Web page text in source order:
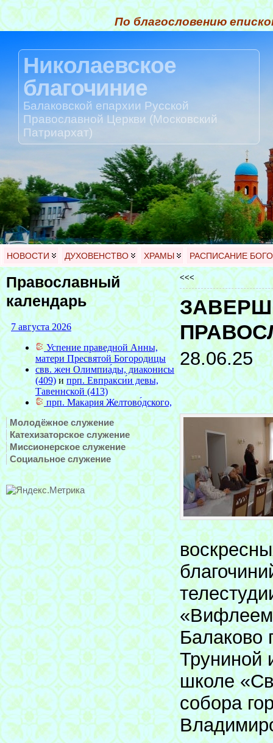
По благословению
Николаевское
благочиние
Балаковской епархии Русской
Православной Церкви (Московский
Патриархат)
НОВОСТИ ДУХОВЕНСТВО ХРАМЫ РАСПИСАНИЕ
Православный
календарь
Молодёжное служение
Катехизаторское служение
Миссионерское служение
Социальное служение
<<<
28.06.25
Балаково
Труниной
школе
собора